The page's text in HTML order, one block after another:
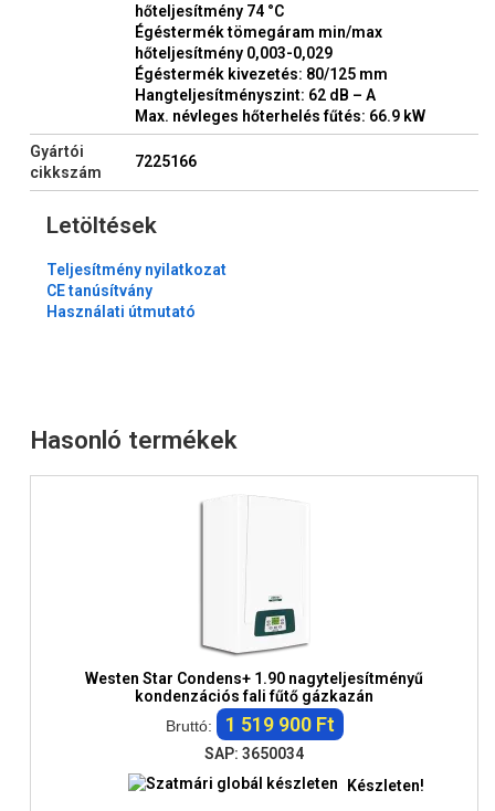
hőteljesítmény 74 °C
Égéstermék tömegáram min/max
hőteljesítmény 0,003-0,029
Égéstermék kivezetés: 80/125 mm
Hangteljesítményszint: 62 dB – A
Max. névleges hőterhelés fűtés: 66.9 kW
Gyártói
cikkszám
7225166
Letöltések
Teljesítmény nyilatkozat
CE tanúsítvány
Használati útmutató
Hasonló termékek
Westen Star Condens+ 1.90 nagyteljesítményű
kondenzációs fali fűtő gázkazán
Bruttó:
1 519 900 Ft
SAP: 3650034
Készleten!